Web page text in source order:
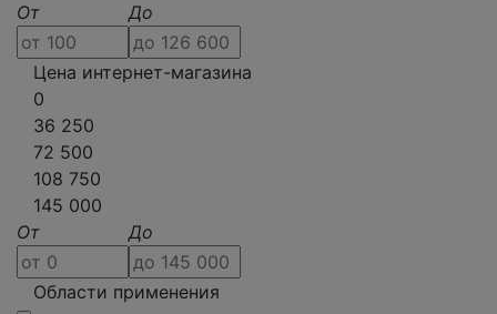
От
До
Цена интернет-магазина
0
36 250
72 500
108 750
145 000
От
До
Области применения